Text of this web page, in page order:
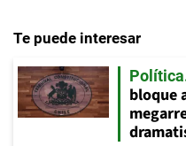
Te puede interesar
Política
bloque